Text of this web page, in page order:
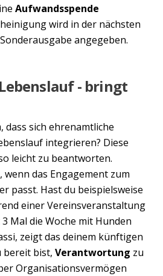
Aufwandsspende
wird in der nächsten
angegeben.
- bringt
dass sich ehrenamtliche
integrieren? Diese
leicht zu beantworten.
das Engagement zum
passt. Hast du beispielsweise
einer Vereinsveranstaltung
Mal die Woche mit Hunden
zeigt das deinem künftigen
bereit bist, Verantwortung zu
Organisationsvermögen